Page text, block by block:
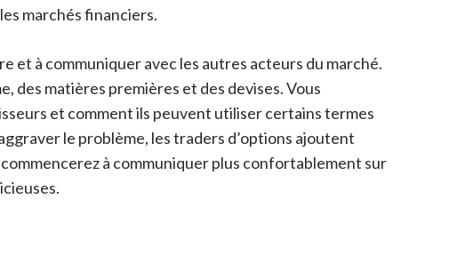
marchés financiers.
et à communiquer avec les autres acteurs du marché.
des matières premières et des devises. Vous
et comment ils peuvent utiliser certains termes
le problème, les traders d’options ajoutent
à communiquer plus confortablement sur